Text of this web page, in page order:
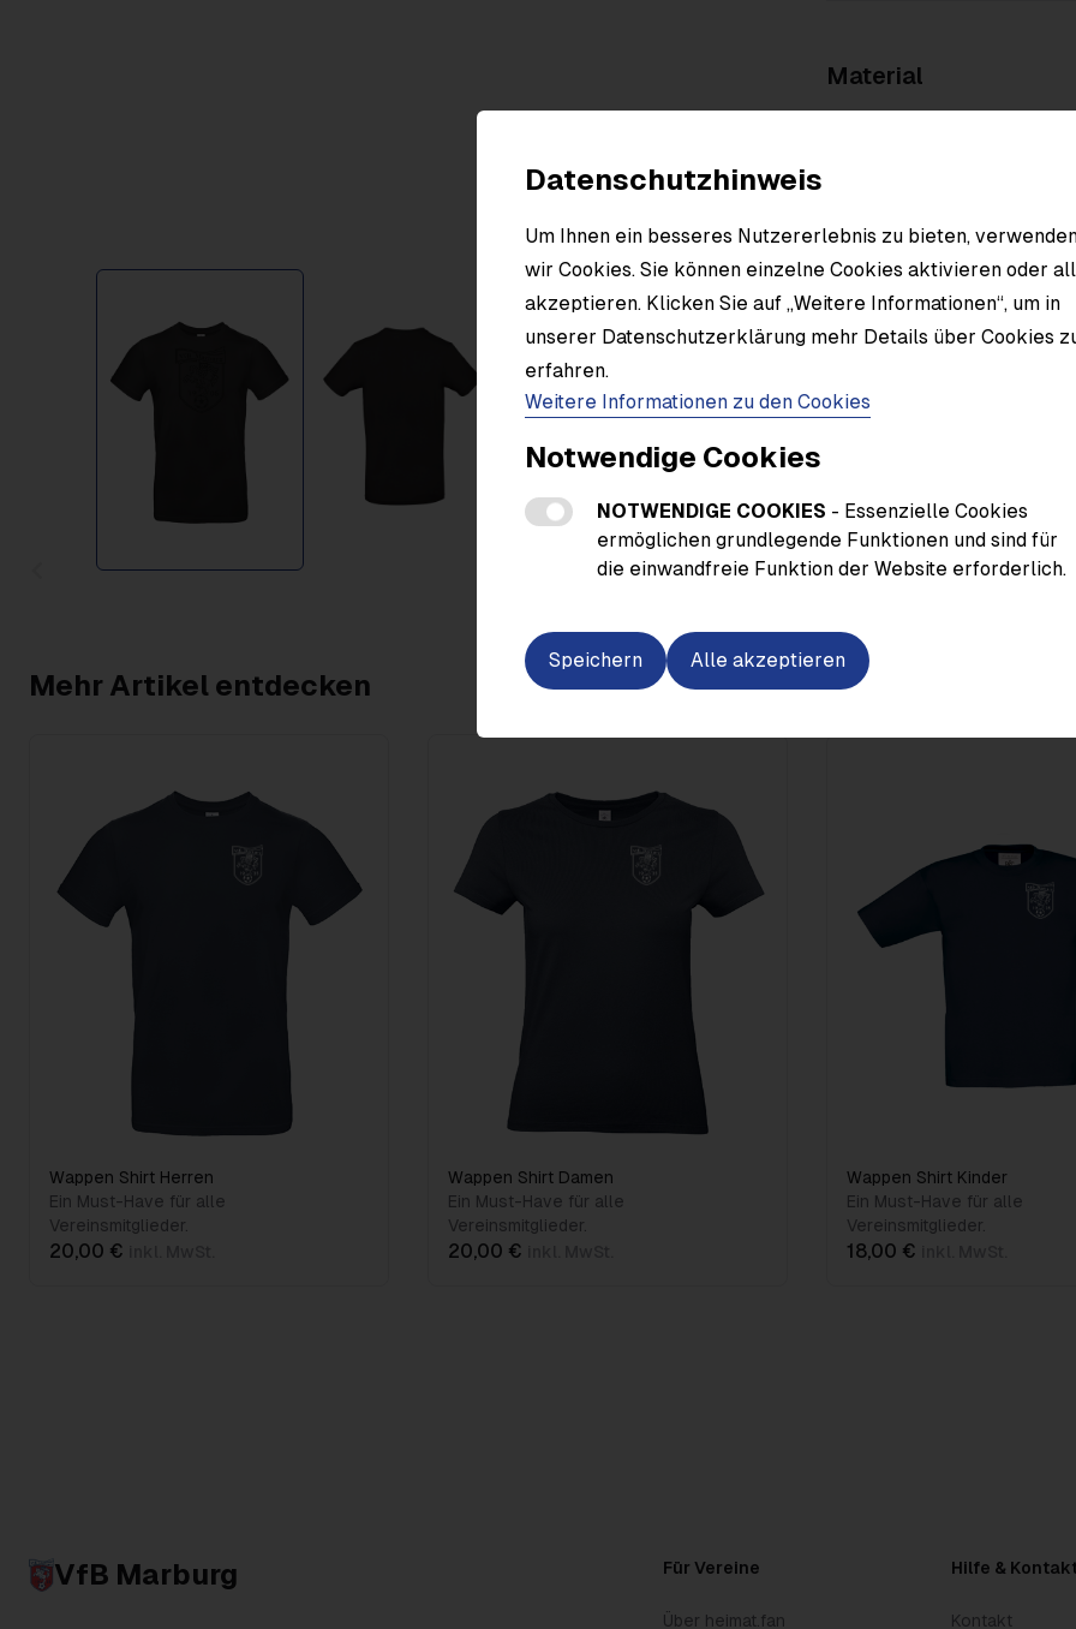
Datenschutzhinweis
Um Ihnen ein besseres Nutzererlebnis zu bieten,
wir Cookies. Sie können einzelne Cookies aktivieren oder
akzeptieren. Klicken Sie auf „Weitere Informationen“, um in
unserer Datenschutzerklärung mehr Details über Cookies
erfahren.
Weitere Informationen zu den Cookies
Notwendige Cookies
NOTWENDIGE COOKIES - Essenzielle Cookies
ermöglichen grundlegende Funktionen und sind für
die einwandfreie Funktion der Website erforderlich.
Speichern Alle akzeptieren
Material
Mehr Artikel entdecken
Wappen Shirt Herren
Ein Must-Have für alle
Vereinsmitglieder.
20,00 €
Wappen Shirt Damen
Ein Must-Have für alle
Vereinsmitglieder.
20,00 €
Wappen Shirt Kinder
Ein Must-Have für alle
Vereinsmitglieder.
18,00 €
VfB Marburg Für Vereine
Über heimat.fan
Hilfe &
Kontakt